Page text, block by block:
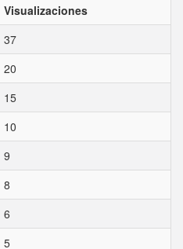
Visualizaciones
37
20
15
10
9
8
6
5